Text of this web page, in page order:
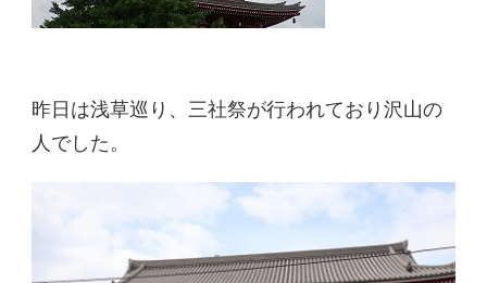
昨日は浅草巡り、三社祭が行われており沢山の
人でした。